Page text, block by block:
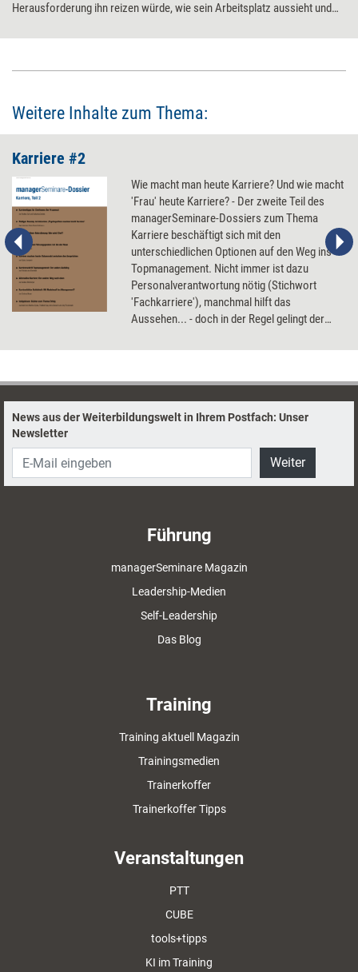
Herausforderung ihn reizen würde, wie sein Arbeitsplatz aussieht und
Weitere Inhalte zum Thema:
Karriere #2
Wie macht man heute Karriere? Und wie macht
'Frau' heute Karriere? - Der zweite Teil des
managerSeminare-Dossiers zum Thema
Karriere beschäftigt sich mit den
unterschiedlichen Optionen auf den Weg ins
Topmanagement. Nicht immer ist dazu
Personalverantwortung nötig (Stichwort
'Fachkarriere'), manchmal hilft das
Aussehen... - doch in der Regel gelingt der
Karrieregesetze beachtet werden.
News aus der Weiterbildungswelt in Ihrem Postfach: Unser
Newsletter
Weiter
Führung
managerSeminare Magazin
Leadership-Medien
Self-Leadership
Das Blog
Training
Training aktuell Magazin
Trainingsmedien
Trainerkoffer
Trainerkoffer Tipps
Veranstaltungen
PTT
CUBE
tools+tipps
KI im Training